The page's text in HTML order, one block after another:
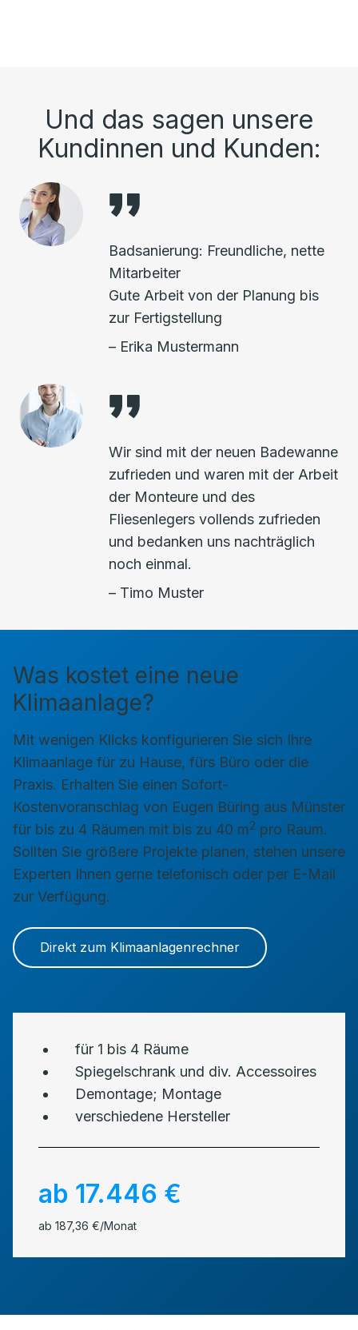
Und das sagen unsere
Kundinnen und Kunden:
Badsanierung: Freundliche, nette
Mitarbeiter
Gute Arbeit von der Planung bis
zur Fertigstellung
– Erika Mustermann
Wir sind mit der neuen Badewanne
zufrieden und waren mit der Arbeit
der Monteure und des
Fliesenlegers vollends zufrieden
und bedanken uns nachträglich
noch einmal.
– Timo Muster
Was kostet eine neue
Klimaanlage?
Mit wenigen Klicks konfigurieren Sie sich Ihre
Klimaanlage für zu Hause, fürs Büro oder die
Praxis. Erhalten Sie einen Sofort-
Kostenvoranschlag von Eugen Büring aus Münster
für bis zu 4 Räumen mit bis zu 40 m2 pro Raum.
Sollten Sie größere Projekte planen, stehen unsere
Experten Ihnen gerne telefonisch oder per E-Mail
zur Verfügung.
Direkt zum Klimaanlagenrechner
für 1 bis 4 Räume
Spiegelschrank und div. Accessoires
Demontage; Montage
verschiedene Hersteller
ab 17.446 €
ab 187,36 €/Monat